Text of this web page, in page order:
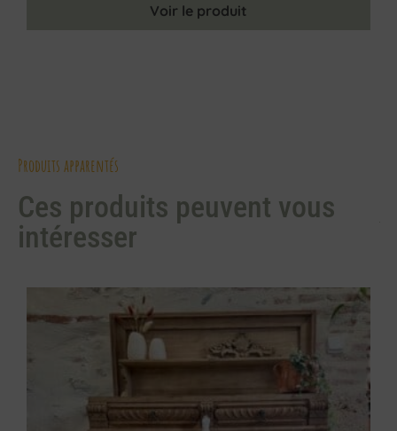
Voir le produit
Produits apparentés
Ces produits peuvent vous
intéresser